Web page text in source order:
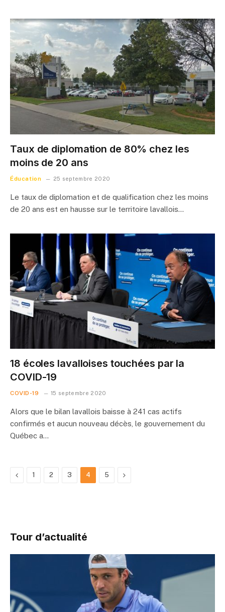
Taux de diplomation de 80% chez les
moins de 20 ans
Éducation 25 septembre 2020
Le taux de diplomation et de qualification chez les moins
de 20 ans est en hausse sur le territoire lavallois…
18 écoles lavalloises touchées par la
COVID-19
COVID-19 15 septembre 2020
Alors que le bilan lavallois baisse à 241 cas actifs
confirmés et aucun nouveau décès, le gouvernement du
Québec a…
Previous
1 2 3 4 5 Next
Tour d’actualité